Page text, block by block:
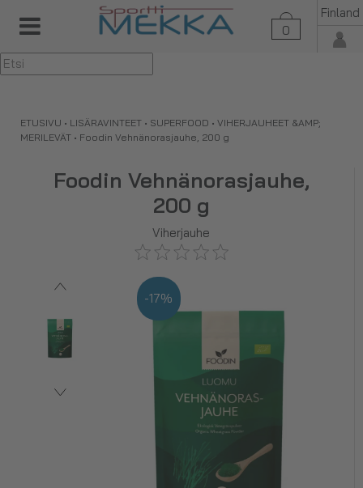
0
Finland
▼
ETUSIVU • LISÄRAVINTEET • SUPERFOOD • VIHERJAUHEET &AMP;
MERILEVÄT • Foodin Vehnänorasjauhe, 200 g
Foodin Vehnänorasjauhe,
200 g
Viherjauhe
-17%